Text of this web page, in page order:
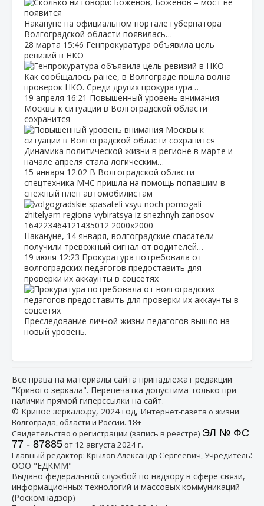
Накануне на официальном портале губернатора
Волгоградской области появилась…
28 марта 15:46 Генпрокуратура объявила цель
ревизий в НКО
Как сообщалось ранее, в Волгограде пошла волна
проверок НКО. Среди других прокуратура…
19 апреля 16:21 Повышенный уровень внимания
Москвы к ситуации в Волгоградской области
сохранится
Динамика политической жизни в регионе в марте и
начале апреля стала логическим…
15 января 12:02 В Волгоградской области
спецтехника МЧС пришла на помощь попавшим в
снежный плен автомобилистам
Накануне, 14 января, волгоградские спасатели
получили тревожный сигнал от водителей…
19 июля 12:23 Прокуратура потребовала от
волгоградских педагогов предоставить для
проверки их аккаунты в соцсетях
Преследование личной жизни педагогов вышло на
новый уровень.
Все права на материалы сайта принадлежат редакции
"Кривого зеркала". Перепечатка допустима только при
наличии прямой гиперссылки на сайт.
© Кривое зеркало.ру, 2024 год, Интернет-газета о жизни
Волгограда, области и России. 18+
Свидетельство о регистрации (запись в реестре) ЭЛ № ФС
77 - 87885от 12 августа 2024 г.
Главный редактор: Крылов Александр Сергеевич, Учредитель:
ООО "ЕДКММ"
Выдано федеральной службой по надзору в сфере связи,
информационных технологий и массовых коммуникаций
(Роскомнадзор)